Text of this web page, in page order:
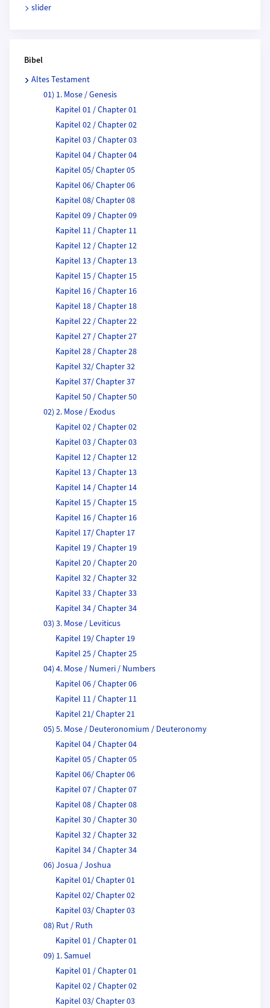
slider
Bibel
Altes Testament
01) 1. Mose / Genesis
Kapitel 01 / Chapter 01
Kapitel 02 / Chapter 02
Kapitel 03 / Chapter 03
Kapitel 04 / Chapter 04
Kapitel 05/ Chapter 05
Kapitel 06/ Chapter 06
Kapitel 08/ Chapter 08
Kapitel 09 / Chapter 09
Kapitel 11 / Chapter 11
Kapitel 12 / Chapter 12
Kapitel 13 / Chapter 13
Kapitel 15 / Chapter 15
Kapitel 16 / Chapter 16
Kapitel 18 / Chapter 18
Kapitel 22 / Chapter 22
Kapitel 27 / Chapter 27
Kapitel 28 / Chapter 28
Kapitel 32/ Chapter 32
Kapitel 37/ Chapter 37
Kapitel 50 / Chapter 50
02) 2. Mose / Exodus
Kapitel 02 / Chapter 02
Kapitel 03 / Chapter 03
Kapitel 12 / Chapter 12
Kapitel 13 / Chapter 13
Kapitel 14 / Chapter 14
Kapitel 15 / Chapter 15
Kapitel 16 / Chapter 16
Kapitel 17/ Chapter 17
Kapitel 19 / Chapter 19
Kapitel 20 / Chapter 20
Kapitel 32 / Chapter 32
Kapitel 33 / Chapter 33
Kapitel 34 / Chapter 34
03) 3. Mose / Leviticus
Kapitel 19/ Chapter 19
Kapitel 25 / Chapter 25
04) 4. Mose / Numeri / Numbers
Kapitel 06 / Chapter 06
Kapitel 11 / Chapter 11
Kapitel 21/ Chapter 21
05) 5. Mose / Deuteronomium / Deuteronomy
Kapitel 04 / Chapter 04
Kapitel 05 / Chapter 05
Kapitel 06/ Chapter 06
Kapitel 07 / Chapter 07
Kapitel 08 / Chapter 08
Kapitel 30 / Chapter 30
Kapitel 32 / Chapter 32
Kapitel 34 / Chapter 34
06) Josua / Joshua
Kapitel 01/ Chapter 01
Kapitel 02/ Chapter 02
Kapitel 03/ Chapter 03
08) Rut / Ruth
Kapitel 01 / Chapter 01
09) 1. Samuel
Kapitel 01 / Chapter 01
Kapitel 02 / Chapter 02
Kapitel 03/ Chapter 03